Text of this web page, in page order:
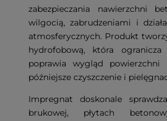
zabezpieczania nawierzchni
wilgocią, zabrudzeniami i
atmosferycznych. Produkt
hydrofobową, która
poprawia wygląd powierzchni
późniejsze czyszczenie i
Impregnat doskonale
brukowej, płytach